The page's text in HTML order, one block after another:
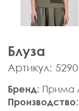
Юбки
Мужская
Верхняя
Джемпера,
Джинсы,
Жакеты,
Кардиганы
Блуза
Артикул:
Бренд: Прима
Производство: